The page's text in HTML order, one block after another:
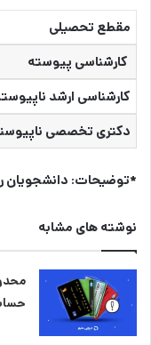
مقطع تحصیلی
کارشناسی پیوسته
کارشناسی ارشد
دکتری تخصصی
*توضیحات:‌ دانشجویان
نوشته های مشابه